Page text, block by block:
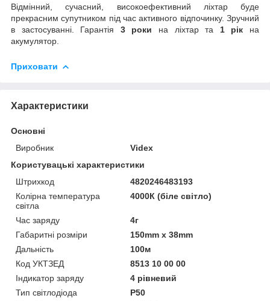
Відмінний, сучасний, високоефективний ліхтар буде
прекрасним супутником під час активного відпочинку. Зручний
в застосуванні. Гарантія 3 роки на ліхтар та 1 рік на
акумулятор.
Приховати
Характеристики
Основні
Виробник
Videx
Користувацькi характеристики
Штрихкод
4820246483193
Колірна температура
світла
4000К (біле світло)
Час заряду
4г
Габаритні розміри
150mm x 38mm
Дальність
100м
Код УКТЗЕД
8513 10 00 00
Індикатор заряду
4 рівневий
Тип світлодіода
P50